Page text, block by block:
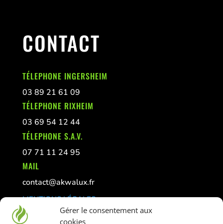
Gérer le consentement aux
cookies
CONTACT
TÉLEPHONE INGERSHEIM
03 89 21 61 09
TÉLEPHONE RIXHEIM
03 69 54 12 44
TÉLEPHONE S.A.V.
07 71 11 24 95
MAIL
contact@akwalux.fr
MENTIONS LÉGALES
CONFIDENTIALITÉ